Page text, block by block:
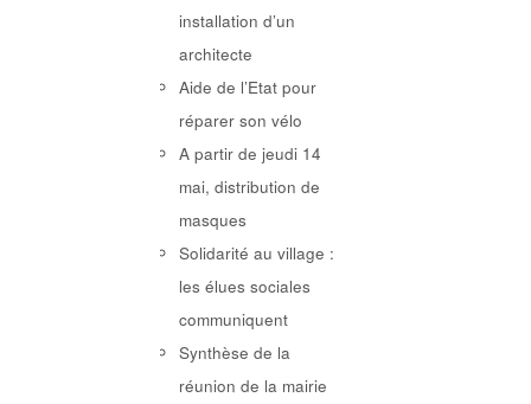
installation d’un
architecte
Aide de l’Etat pour
réparer son vélo
A partir de jeudi 14
mai, distribution de
masques
Solidarité au village :
les élues sociales
communiquent
Synthèse de la
réunion de la mairie